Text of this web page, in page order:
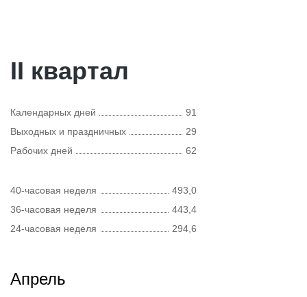
II квартал
Календарных дней
91
Выходных и праздничных
29
Рабочих дней
62
40-часовая неделя
493,0
36-часовая неделя
443,4
24-часовая неделя
294,6
Апрель